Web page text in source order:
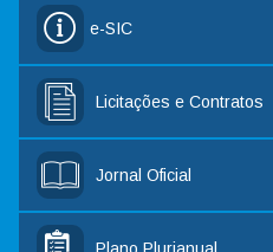
e-SIC
Licitações e Contratos
Jornal Oficial